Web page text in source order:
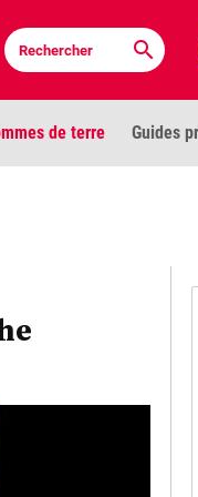
de terre Guides
le Parlement